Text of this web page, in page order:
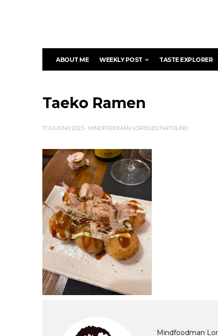
ABOUT ME WEEKLY POST TASTE EXPLORER
Taeko Ramen
17 GIUGNO 2023 MINDFOODMAN LORENZO NATOLINO
Mindfoodman